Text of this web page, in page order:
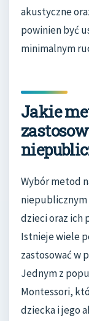
akustyczne
powinien być
minimalnym
Jakie
Wybór metod
niepublicznym
dzieci oraz ich
Istnieje wiele
zastosować w
Jednym z
Montessori,
dziecka i jego